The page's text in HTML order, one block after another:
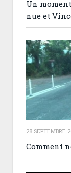
Un
nue et
28 SEPTEMBRE
Comment